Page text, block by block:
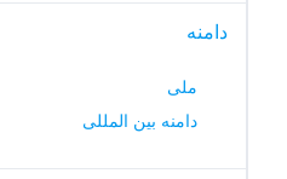
دامنه
ملی
دامنه بین المللی